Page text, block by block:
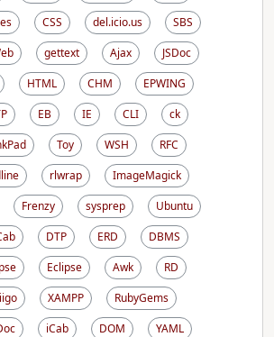
CSS del.icio.us
SBS
gettext Ajax
JSDoc
HTML CHM
EPWING
EB IE CLI
ck
Toy WSH
RFC
rlwrap
ImageMagick
Frenzy sysprep
Ubuntu
DTP ERD
DBMS
Eclipse Awk
RD
XAMPP
RubyGems
iCab DOM
YAML